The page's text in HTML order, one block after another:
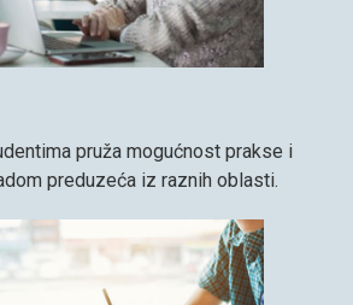
pruža mogućnost prakse i
preduzeća iz raznih oblasti.